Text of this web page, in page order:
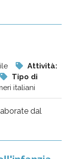
Attività:
Tipo di
italiani
dal